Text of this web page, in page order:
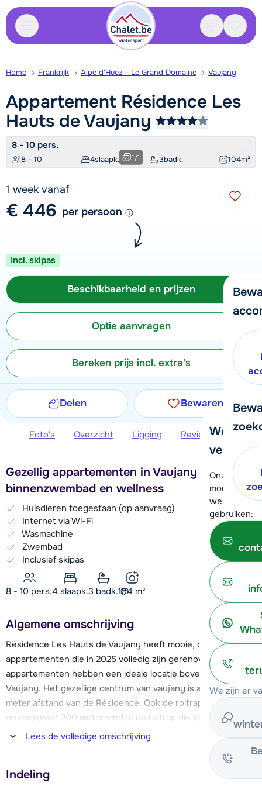
Contact
We
verder!
Onze
moment
wel alvast
gebruiken:
We zijn er
Home Frankrijk Alpe d'Huez - Le Grand Domaine Vaujany
Appartement Résidence Les
Hauts deVaujany
8 - 10 pers.
8 - 10 4slaapk. 3badk. 104m²
1/1
1 week vanaf
€ 446 per persoon
Incl. skipas
Beschikbaarheid en prijzen
Optie aanvragen
Bereken prijs incl. extra's
Delen Bewaren
Foto's Overzicht Ligging Reviews
Gezellig appartementen in Vaujany met
binnenzwembad en wellness
Huisdieren toegestaan (op aanvraag)
Internet via Wi-Fi
Wasmachine
Zwembad
Inclusief skipas
8 - 10 pers.4 slaapk.3 badk.104 m²
Algemene omschrijving
Résidence Les Hauts de Vaujany heeft mooie, chalet-
appartementen die in 2025 volledig zijn gerenoveerd. De
appartementen hebben een ideale locatie bovenin het dorp
Vaujany. Het gezellige centrum van vaujany is al op ca. 150
meter afstand van de Résidence. Ook de roltrap is dichtbij,
op ongeveer 200 meter vind je de roltrap die je via enkele
andere roltrappen moeiteloos naar beneden leidt, direct
naar de cabine liften. Stap in één van de cabine-liften en laat
spectaculaire skigebied. Vaujany behoort tot het skigebied
Lees de volledige omschrijving
Indeling